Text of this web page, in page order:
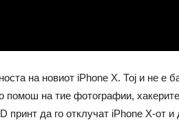
на новиот iPhone X. Тој и не е
помош на тие фотографии,
да го отклучат iPhone X-от и